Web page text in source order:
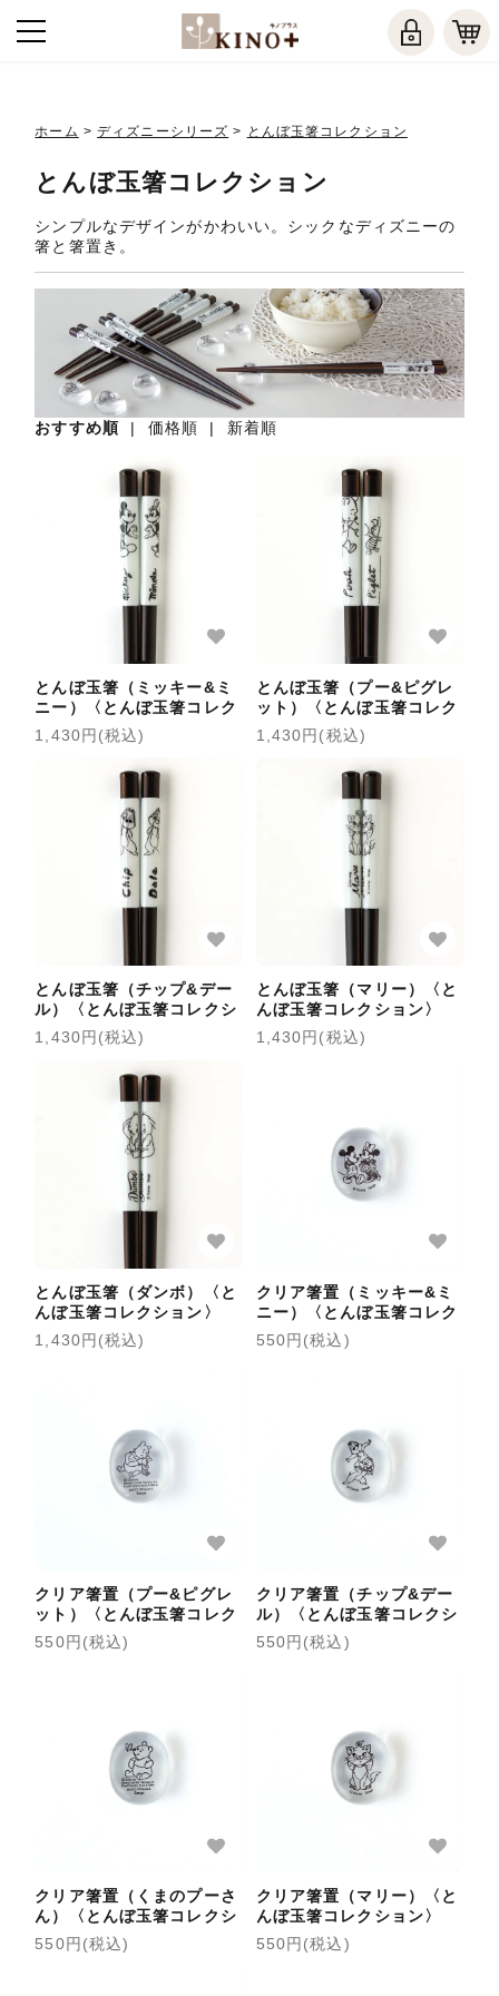
ホーム >ディズニーシリーズ > とんぼ玉箸コレクション
とんぼ玉箸コレクション
シンプルなデザインがかわいい。シックなディズニーの
箸と箸置き。
おすすめ順| 価格順 | 新着順
とんぼ玉箸（ミッキー&ミ
ニー）〈とんぼ玉箸コレク
ション〉
1,430円(税込)
とんぼ玉箸（プー&ピグレ
ット）〈とんぼ玉箸コレク
ション〉
1,430円(税込)
とんぼ玉箸（チップ&デー
ル）〈とんぼ玉箸コレクシ
ョン〉
1,430円(税込)
とんぼ玉箸（マリー）〈と
んぼ玉箸コレクション〉
1,430円(税込)
とんぼ玉箸（ダンボ）〈と
んぼ玉箸コレクション〉
1,430円(税込)
クリア箸置（ミッキー&ミ
ニー）〈とんぼ玉箸コレク
ション〉
550円(税込)
クリア箸置（プー&ピグレ
ット）〈とんぼ玉箸コレク
ション〉
550円(税込)
クリア箸置（チップ&デー
ル）〈とんぼ玉箸コレクシ
ョン〉
550円(税込)
クリア箸置（くまのプーさ
ん）〈とんぼ玉箸コレクシ
ョン〉
550円(税込)
クリア箸置（マリー）〈と
んぼ玉箸コレクション〉
550円(税込)